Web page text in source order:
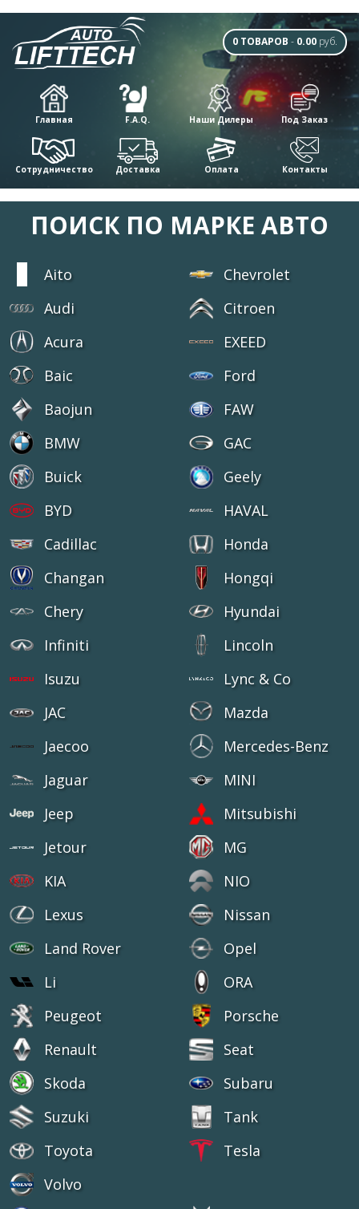
0 ТОВАРОВ - 0.00 руб.
Главная F.A.Q. Наши Дилеры Под Заказ
Сотрудничество Доставка Оплата Контакты
ПОИСК ПО МАРКЕ АВТО
Aito
Audi
Acura
Baic
Baojun
BMW
Buick
BYD
Cadillac
Changan
Chery
Chevrolet
Citroen
EXEED
Ford
FAW
GAC
Geely
HAVAL
Honda
Hongqi
Hyundai
Infiniti
Isuzu
JAC
Jaecoo
Jaguar
Jeep
Jetour
KIA
Lexus
Land Rover
Li
Lincoln
Lync & Co
Mazda
Mercedes-Benz
MINI
Mitsubishi
MG
NIO
Nissan
Opel
ORA
Peugeot
Porsche
Renault
Seat
Skoda
Subaru
Suzuki
Tank
Toyota
Tesla
Volvo